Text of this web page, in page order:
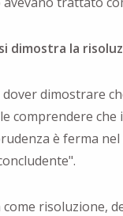
dimostra la
dimostrare
comprendere che
è ferma
risoluzione,